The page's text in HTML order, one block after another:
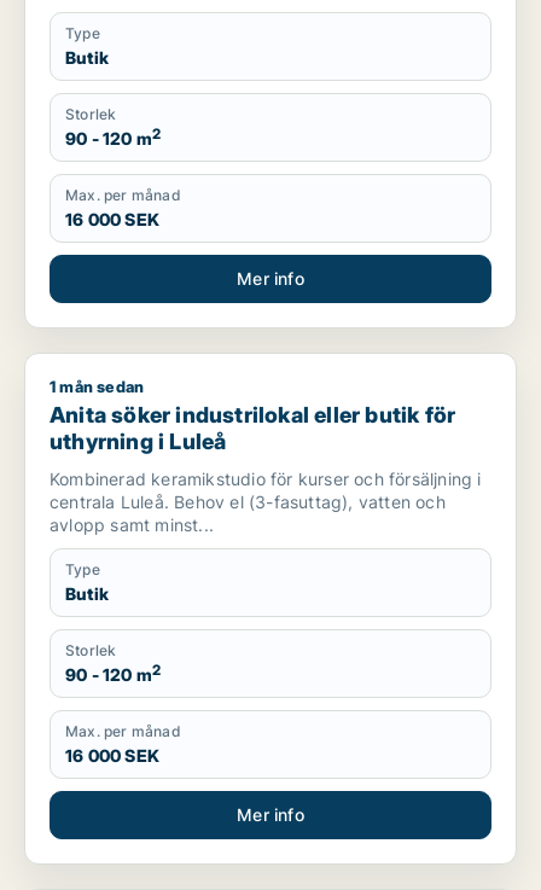
Type
Butik
Storlek
90 - 120 m2
Max. per månad
16 000 SEK
Mer info
Anita söker industrilokal eller butik för uthyrning i Luleå
1 mån sedan
Anita söker industrilokal eller butik för
uthyrning i Luleå
Kombinerad keramikstudio för kurser och försäljning i
centrala Luleå. Behov el (3-fasuttag), vatten och
avlopp samt minst...
Type
Butik
Storlek
90 - 120 m2
Max. per månad
16 000 SEK
Mer info